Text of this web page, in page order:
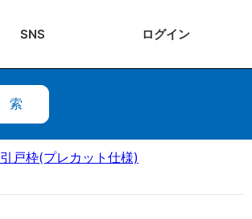
SNS ログイン
検索
引戸枠(プレカット仕様)